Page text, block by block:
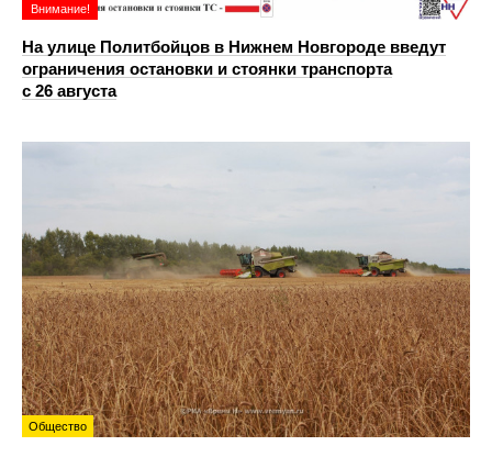
Внимание!
На улице Политбойцов в Нижнем Новгороде введут
ограничения остановки и стоянки транспорта
с 26 августа
Общество